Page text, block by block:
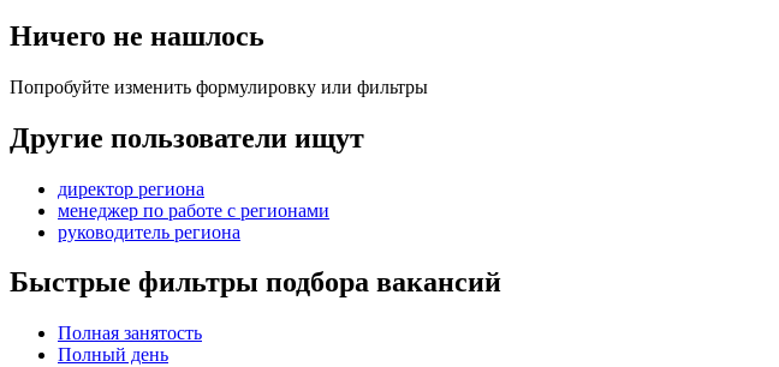
Ничего не нашлось
Попробуйте изменить формулировку или фильтры
Другие пользователи ищут
директор региона
менеджер по работе с регионами
руководитель региона
Быстрые фильтры подбора вакансий
Полная занятость
Полный день